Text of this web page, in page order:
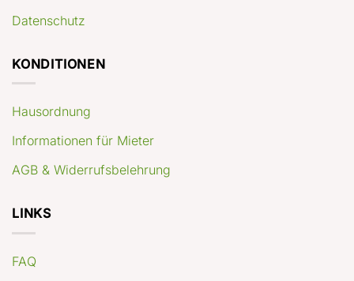
Datenschutz
KONDITIONEN
Hausordnung
Informationen für Mieter
AGB & Widerrufsbelehrung
LINKS
FAQ